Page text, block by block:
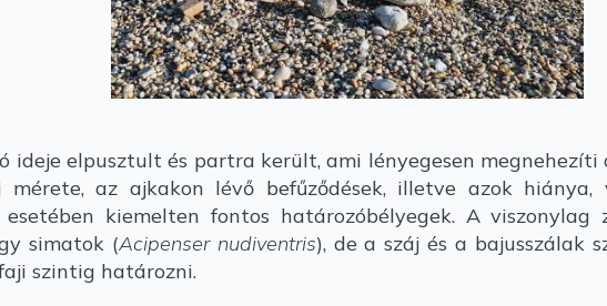
ideje elpusztult és partra került, ami lényegesen
az ajkakon lévő befűződések, illetve azok hiánya,
kiemelten fontos határozóbélyegek. A
simatok (Acipenser nudiventris), de a száj és a bajusszálak
szintig határozni.